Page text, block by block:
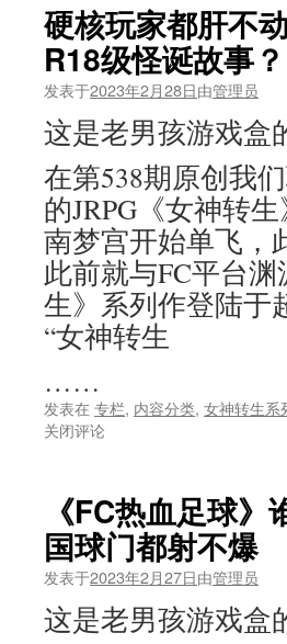
硬核玩家都肝不
R18级怪诞故事？
发表于2023年2月28日由管理员
这是老男孩游戏盒
在第538期原创我
的JRPG《女神转
南梦宫开始单飞，
此前就与FC平台
生》系列作登陆于
“女神转生
……
发表在 专栏, 内容分类, 女神转生系
关闭评论
《FC热血足球
国球门都射不爆
发表于2023年2月27日由管理员
这是老男孩游戏盒